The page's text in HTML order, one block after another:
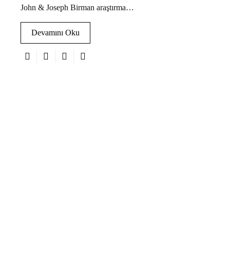
John & Joseph Birman araştırma…
Devamını Oku